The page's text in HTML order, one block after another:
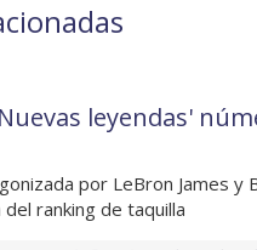
leyendas'
por LeBron James y
ranking de taquilla